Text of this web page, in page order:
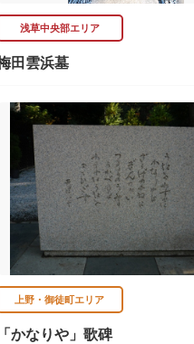
浅草中央部エリア
田雲浜墓
上野・御徒町エリア
「かなりや」歌碑